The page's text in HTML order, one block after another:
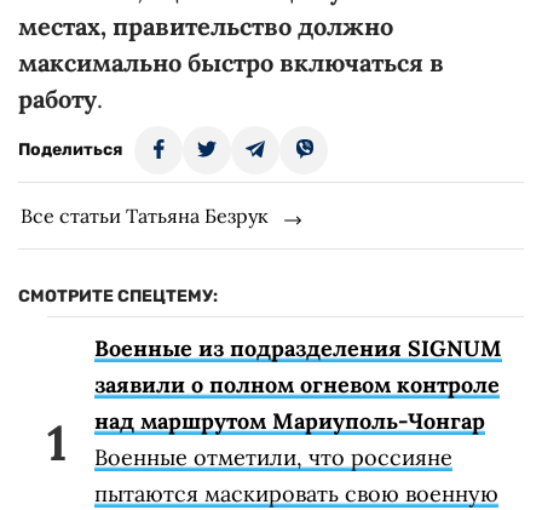
местах, правительство должно
максимально быстро включаться в
работу.
Поделиться
Все статьи Татьяна Безрук
СМОТРИТЕ СПЕЦТЕМУ:
Военные из подразделения SIGNUM
заявили о полном огневом контроле
над маршрутом Мариуполь-Чонгар
Военные отметили, что россияне
пытаются маскировать свою военную